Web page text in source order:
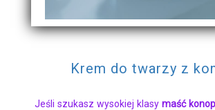
Krem do twarzy z
Jeśli szukasz wysokiej klasy maść